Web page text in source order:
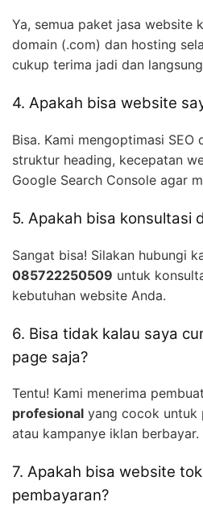
Ya, semua paket jasa website
domain (.com) dan hosting
cukup terima jadi dan
4. Apakah bisa website
Bisa. Kami mengoptimasi SEO
struktur heading, kecepatan
Google Search Console agar
5. Apakah bisa konsultasi
Sangat bisa! Silakan hubungi
085722250509 untuk
kebutuhan website Anda.
6. Bisa tidak kalau saya
page saja?
Tentu! Kami menerima
profesional yang cocok untuk
atau kampanye iklan berbayar.
7. Apakah bisa website
pembayaran?